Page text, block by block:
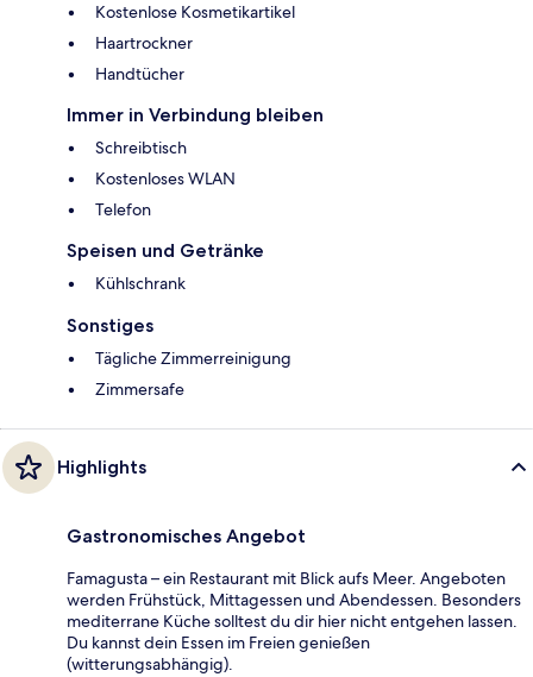
Kostenlose Kosmetikartikel
Haartrockner
Handtücher
Immer in Verbindung bleiben
Schreibtisch
Kostenloses WLAN
Telefon
Speisen und Getränke
Kühlschrank
Sonstiges
Tägliche Zimmerreinigung
Zimmersafe
Highlights
Gastronomisches Angebot
Famagusta – ein Restaurant mit Blick aufs Meer. Angeboten
werden Frühstück, Mittagessen und Abendessen. Besonders
mediterrane Küche solltest du dir hier nicht entgehen lassen.
Du kannst dein Essen im Freien genießen
(witterungsabhängig).